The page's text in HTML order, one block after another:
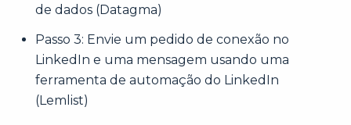
de dados (Datagma)
Passo 3: Envie um pedido de conexão no
LinkedIn e uma mensagem usando uma
ferramenta de automação do LinkedIn
(Lemlist)